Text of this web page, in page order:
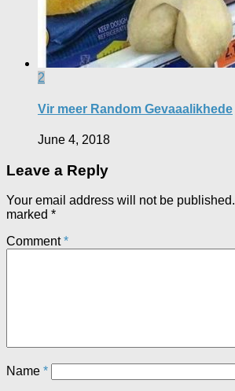
2
Vir meer Random Gevaaalikhede
June 4, 2018
Leave a Reply
Your email address will not be published.
marked *
Comment*
Name *